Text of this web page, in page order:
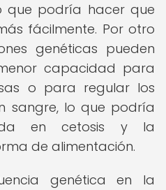
que podría hacer que
fácilmente. Por otro
genéticas pueden
capacidad para
o para regular los
sangre, lo que podría
en cetosis y la
de alimentación.
genética en la